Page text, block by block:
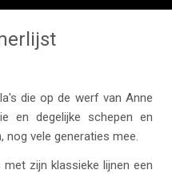
die op de werf van Anne
en degelijke schepen en
nog vele generaties mee.
zijn klassieke lijnen een